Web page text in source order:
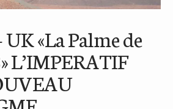
UK «La Palme de
L’IMPERATIF